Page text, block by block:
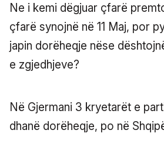
Ne i kemi dëgjuar çfarë
çfarë synojnë në 11 Maj, por
japin dorëheqje nëse
e zgjedhjeve?
Në Gjermani 3 kryetarët e
dhanë dorëheqje, po në